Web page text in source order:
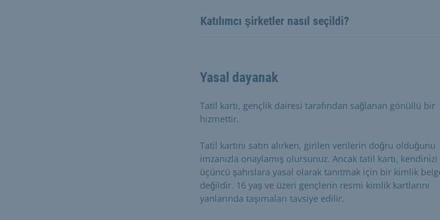
Katılımcı şirketler nasıl seçildi?
Yasal dayanak
Tatil kartı, gençlik dairesi tarafından sağlanan gönüllü bir
hizmettir.
Tatil kartını satın alırken, girilen verilerin doğru olduğunu
imzanızla onaylamış olursunuz. Ancak tatil kartı, kendinizi
üçüncü şahıslara yasal olarak tanıtmak için bir kimlik
değildir. 16 yaş ve üzeri gençlerin resmi kimlik kartlarını
yanlarında taşımaları tavsiye edilir.